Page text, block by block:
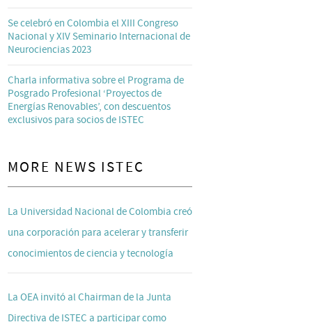
Se celebró en Colombia el XIII Congreso
Nacional y XIV Seminario Internacional de
Neurociencias 2023
Charla informativa sobre el Programa de
Posgrado Profesional ‘Proyectos de
Energías Renovables’, con descuentos
exclusivos para socios de ISTEC
MORE NEWS ISTEC
La Universidad Nacional de Colombia creó
una corporación para acelerar y transferir
conocimientos de ciencia y tecnología
La OEA invitó al Chairman de la Junta
Directiva de ISTEC a participar como